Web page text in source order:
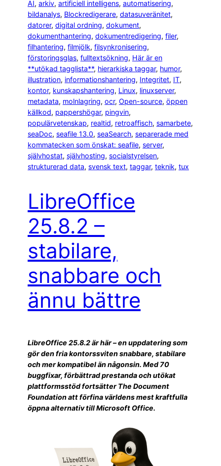
AI, arkiv, artificiell intelligens, automatisering
bildanalys, Blockredigerare, datasuveränitet
datorer, digital ordning, dokument
dokumenthantering, dokumentredigering, filer
filhantering, filmjölk, filsynkronisering
förstoringsglas, fulltextsökning, Här är en
**utökad tagglista**, hierarkiska taggar, humor
illustration, informationshantering, Integritet, IT
kontor, kunskapshantering, Linux, linuxserver
metadata, molnlagring, ocr, Open-source, öppen
källkod, pappershögar, pingvin
populärvetenskap, realtid, retroaffisch, samarbete
seaDoc, seafile 13.0, seaSearch, separerade med
kommatecken som önskat: seafile, server
självhostat, självhosting, socialstyrelsen
strukturerad data, svensk text, taggar, teknik, tux
LibreOffice
25.8.2 –
stabilare,
snabbare och
ännu bättre
LibreOffice 25.8.2 är här – en uppdatering som
gör den fria kontorssviten snabbare, stabilare
och mer kompatibel än någonsin. Med 70
buggfixar, förbättrad prestanda och utökat
plattformsstöd fortsätter The Document
Foundation att förfina världens mest kraftfulla
öppna alternativ till Microsoft Office.